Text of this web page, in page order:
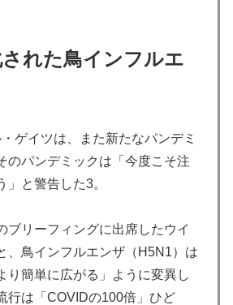
れた鳥インフルエ
ゲイツは、また新たなパンデミ
のパンデミックは「今度こそ注
」と警告した3。
ブリーフィングに出席したウイ
、鳥インフルエンザ（H5N1）は
り簡単に広がる」ように変異し
行は「COVIDの100倍」ひど